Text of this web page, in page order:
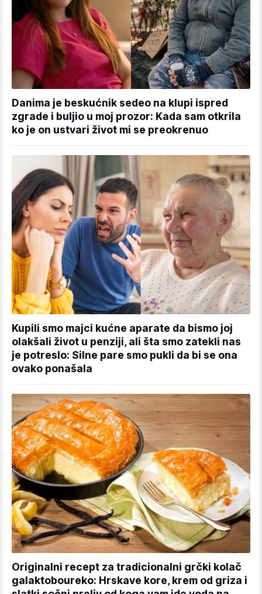
Danima je beskućnik sedeo na klupi ispred
zgrade i buljio u moj prozor: Kada sam otkrila
ko je on ustvari život mi se preokrenuo
Kupili smo majci kućne aparate da bismo joj
olakšali život u penziji, ali šta smo zatekli nas
je potreslo: Silne pare smo pukli da bi se ona
ovako ponašala
Originalni recept za tradicionalni grčki kolač
galaktoboureko: Hrskave kore, krem od griza i